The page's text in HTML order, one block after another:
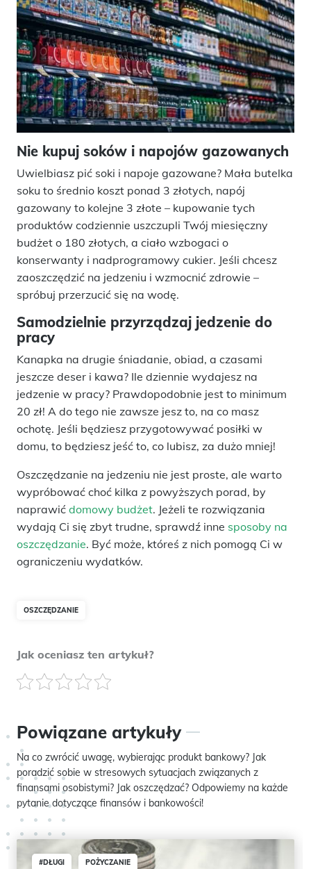
Nie kupuj soków i napojów gazowanych
Uwielbiasz pić soki i napoje gazowane? Mała butelka
soku to średnio koszt ponad 3 złotych, napój
gazowany to kolejne 3 złote – kupowanie tych
produktów codziennie uszczupli Twój miesięczny
budżet o 180 złotych, a ciało wzbogaci o
konserwanty i nadprogramowy cukier. Jeśli chcesz
zaoszczędzić na jedzeniu i wzmocnić zdrowie –
spróbuj przerzucić się na wodę.
Samodzielnie przyrządzaj jedzenie do
pracy
Kanapka na drugie śniadanie, obiad, a czasami
jeszcze deser i kawa? Ile dziennie wydajesz na
jedzenie w pracy? Prawdopodobnie jest to minimum
20 zł! A do tego nie zawsze jesz to, na co masz
ochotę. Jeśli będziesz przygotowywać posiłki w
domu, to będziesz jeść to, co lubisz, za dużo mniej!
Oszczędzanie na jedzeniu nie jest proste, ale warto
wypróbować choć kilka z powyższych porad, by
naprawić domowy budżet. Jeżeli te rozwiązania
wydają Ci się zbyt trudne, sprawdź inne sposoby na
oszczędzanie. Być może, któreś z nich pomogą Ci w
ograniczeniu wydatków.
OSZCZĘDZANIE
Jak oceniasz ten artykuł?
Powiązane artykuły
Na co zwrócić uwagę, wybierając produkt bankowy? Jak
poradzić sobie w stresowych sytuacjach związanych z
finansami osobistymi? Jak oszczędzać? Odpowiemy na każde
pytanie dotyczące finansów i bankowości!
#DŁUGI POŻYCZANIE